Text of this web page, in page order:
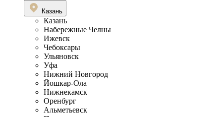
Казань
Казань
Набережные Челны
Ижевск
Чебоксары
Ульяновск
Уфа
Нижний Новгород
Йошкар-Ола
Нижнекамск
Оренбург
Альметьевск